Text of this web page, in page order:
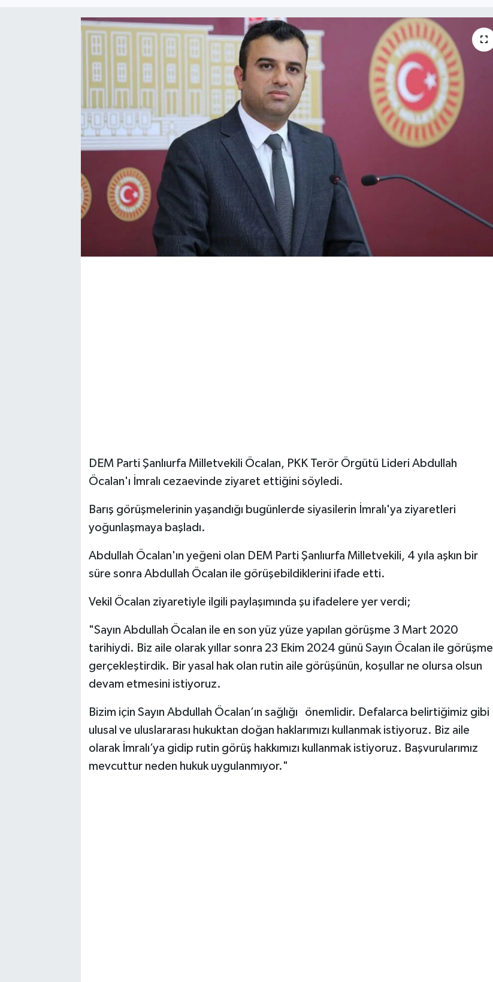
DEM Parti Şanlıurfa Milletvekili Öcalan, PKK Terör Örgütü Lideri Abdullah
Öcalan'ı İmralı cezaevinde ziyaret ettiğini söyledi.
Barış görüşmelerinin yaşandığı bugünlerde siyasilerin İmralı'ya ziyaretleri
yoğunlaşmaya başladı.
Abdullah Öcalan'ın yeğeni olan DEM Parti Şanlıurfa Milletvekili, 4 yıla aşkın bir
süre sonra Abdullah Öcalan ile görüşebildiklerini ifade etti.
Vekil Öcalan ziyaretiyle ilgili paylaşımında şu ifadelere yer verdi;
"Sayın Abdullah Öcalan ile en son yüz yüze yapılan görüşme 3 Mart 2020
tarihiydi. Biz aile olarak yıllar sonra 23 Ekim 2024 günü Sayın Öcalan ile görüşme
gerçekleştirdik. Bir yasal hak olan rutin aile görüşünün, koşullar ne olursa olsun
devam etmesini istiyoruz.
Bizim için Sayın Abdullah Öcalan’ın sağlığı önemlidir. Defalarca belirtiğimiz gibi
ulusal ve uluslararası hukuktan doğan haklarımızı kullanmak istiyoruz. Biz aile
olarak İmralı’ya gidip rutin görüş hakkımızı kullanmak istiyoruz. Başvurularımız
mevcuttur neden hukuk uygulanmıyor."